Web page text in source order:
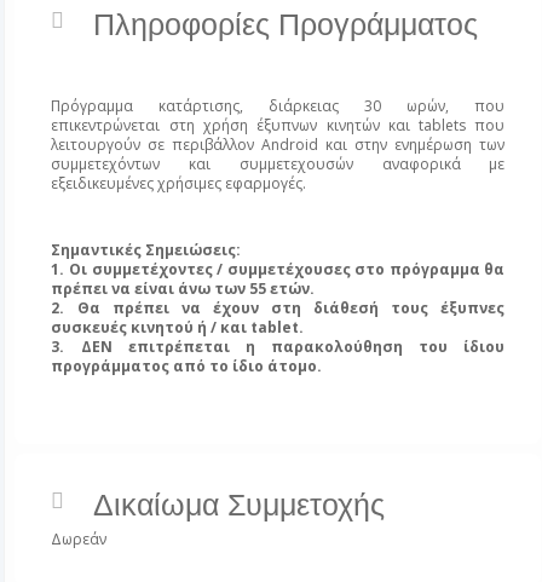
Πληροφορίες Προγράμματος
Πρόγραμμα κατάρτισης, διάρκειας 30 ωρών, που
επικεντρώνεται στη χρήση έξυπνων κινητών και tablets που
λειτουργούν σε περιβάλλον Android και στην ενημέρωση των
συμμετεχόντων και συμμετεχουσών αναφορικά με
εξειδικευμένες χρήσιμες εφαρμογές.
Σημαντικές Σημειώσεις:
1. Οι συμμετέχοντες / συμμετέχουσες στο πρόγραμμα θα
πρέπει να είναι άνω των 55 ετών.
2. Θα πρέπει να έχουν στη διάθεσή τους έξυπνες
συσκευές κινητού ή / και tablet.
3. ΔΕΝ επιτρέπεται η παρακολούθηση του ίδιου
προγράμματος από το ίδιο άτομο.
Δικαίωμα Συμμετοχής
Δωρεάν